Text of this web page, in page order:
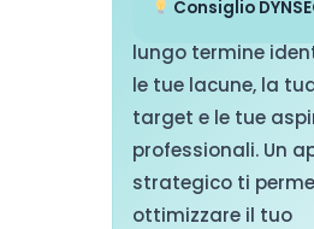
Consiglio
Pianifica la tua
lungo termine
le tue lacune, la
target e le tue
professionali. Un
strategico ti
ottimizzare il tuo